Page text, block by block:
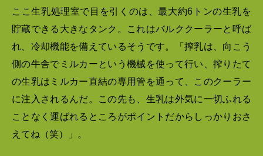
ここ生乳処理室で目を引くのは、最大約6トンの生乳を
貯蔵できる大きなタンク。これはバルククーラーと呼ば
れ、冷却機能を備えているそうです。「搾乳は、向こう
側の牛舎でミルカーという機械を使って行い、搾りたて
の生乳はミルカー直結の専用管を通って、このクーラー
に注入されるんだ。この先も、生乳は外気に一切ふれる
ことなく運ばれるところがポイントだからしっかりおさ
えてね（笑）」。